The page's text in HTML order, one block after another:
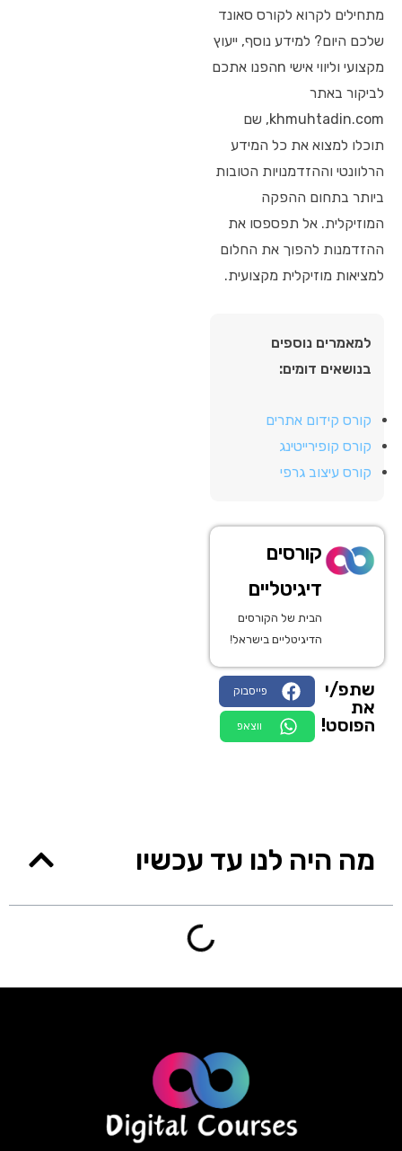
מתחילים לקרוא לקורס סאונד
שלכם היום? למידע נוסף, ייעוץ
מקצועי וליווי אישי nהפנו אתכם
לביקור באתר
khmuhtadin.com, שם
תוכלו למצוא את כל המידע
הרלוונטי וההזדמנויות הטובות
ביותר בתחום ההפקה
המוזיקלית. אל תפספסו את
ההזדמנות להפוך את החלום
למציאות מוזיקלית מקצועית.
למאמרים נוספים
בנושאים דומים:
קורס קידום אתרים
קורס קופירייטינג
קורס עיצוב גרפי
קורסים
דיגיטליים
הבית של הקורסים
הדיגיטליים בישראל!
שתפ/י
את
הפוסט!
פייסבוק
ווצאפ
מה היה לנו עד עכשיו